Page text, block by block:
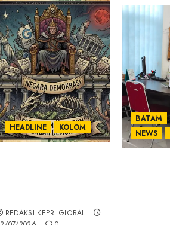
HEADLINE KOLOM
REDAKSI KEPRI GLOBAL
BATAM
NEWS